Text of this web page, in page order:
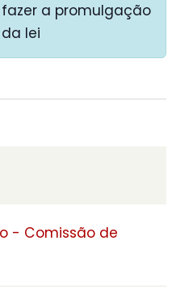
fazer a promulgação
da lei
- Comissão de